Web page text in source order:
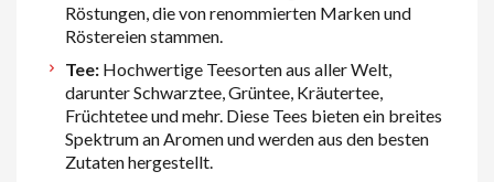
Röstungen, die von renommierten Marken und
Röstereien stammen.
Tee:Hochwertige Teesorten aus aller Welt,
darunter Schwarztee, Grüntee, Kräutertee,
Früchtetee und mehr. Diese Tees bieten ein breites
Spektrum an Aromen und werden aus den besten
Zutaten hergestellt.